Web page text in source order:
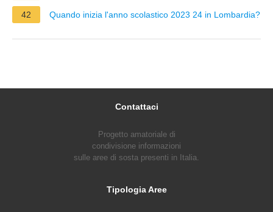
42 Quando inizia l'anno scolastico 2023 24 in Lombardia?
Contattaci
Progetto amatoriale di
condivisione informazioni
sulle aree di sosta presenti in Italia.
Tipologia Aree